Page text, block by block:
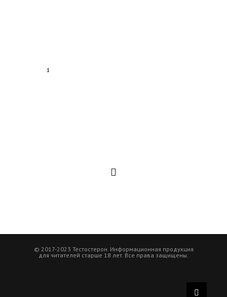
1
© 2017-2023 Тестостерон. Информационная продукция
для читателей старше 18 лет. Все права защищены.